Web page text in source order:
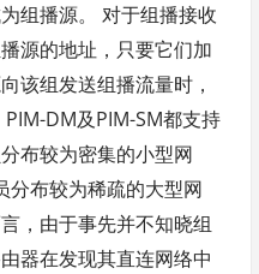
组播源。 对于组播接收
源的地址，只要它们加
该组发送组播流量时，
DM及PIM-SM都支持
布较为密集的小型网
分布较为稀疏的大型网
，由于事先并不知晓组
器在发现其直连网络中